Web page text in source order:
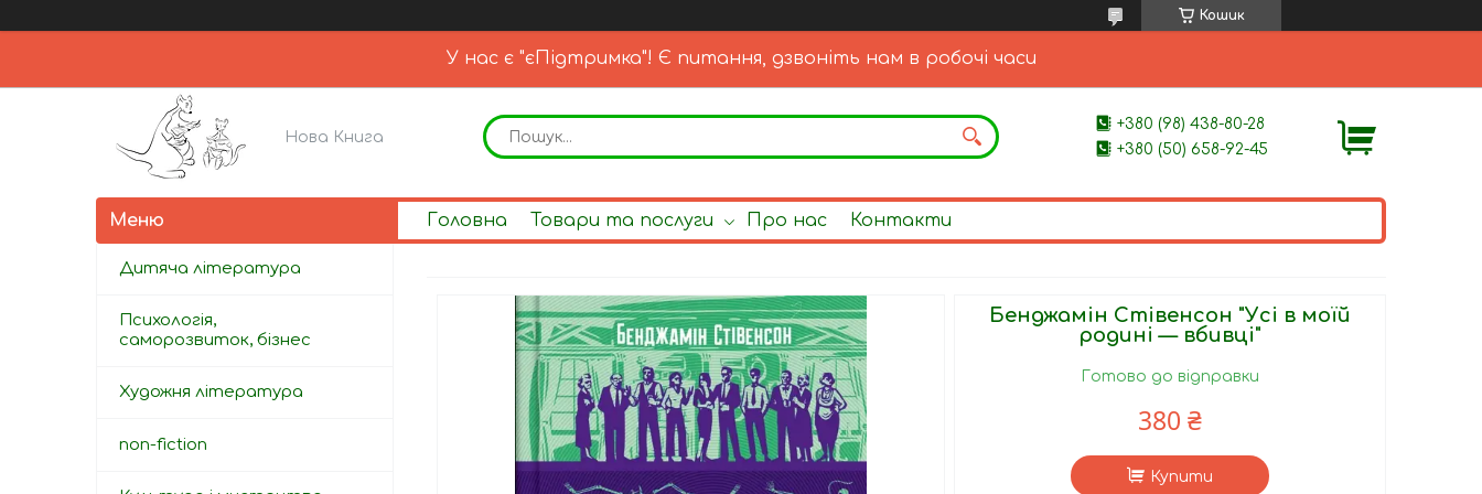
Кошик
У нас є "єПідтримка"! Є питання, дзвоніть нам в робочі часи
Нова Книга
+380 (98) 438-80-28
+380 (50) 658-92-45
Головна Товари та послуги Про нас Контакти
Бенджамін Стівенсон "Усі в моїй
родині — вбивці"
Готово до відправки
380 ₴
Купити
Дитяча література
Психологія,
саморозвиток, бізнес
Художня література
non-fiction